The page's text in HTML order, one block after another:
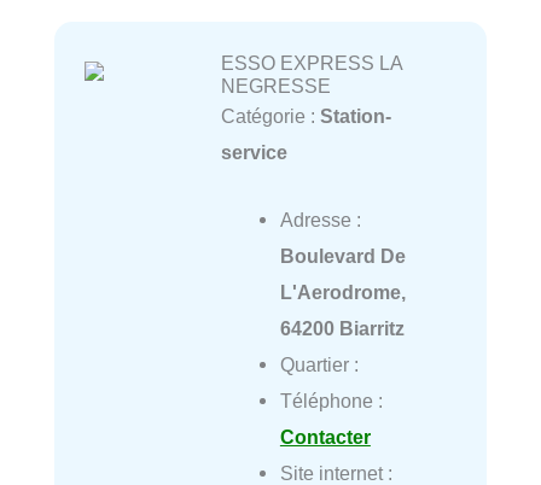
ESSO EXPRESS LA
NEGRESSE
Catégorie : Station-
service
Adresse :
Boulevard De
L'Aerodrome,
64200 Biarritz
Quartier :
Téléphone :
Contacter
Site internet :